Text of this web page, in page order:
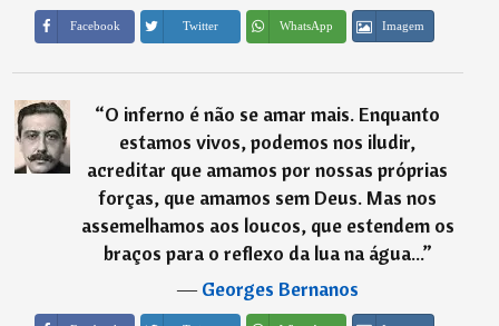
Facebook Twitter WhatsApp Imagem
“O inferno é não se amar mais. Enquanto
estamos vivos, podemos nos iludir,
acreditar que amamos por nossas próprias
forças, que amamos sem Deus. Mas nos
assemelhamos aos loucos, que estendem os
braços para o reflexo da lua na água...”
―Georges Bernanos